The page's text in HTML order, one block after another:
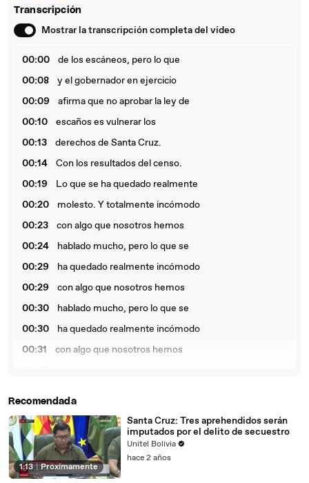
Transcripción
Mostrar la transcripción completa del vídeo
00:00
de los escáneos, pero lo que
00:08
y el gobernador en ejercicio
00:09
afirma que no aprobar la ley de
00:10
escaños es vulnerar los
00:13
derechos de Santa Cruz.
00:14
Con los resultados del censo.
00:19
Lo que se ha quedado realmente
00:20
molesto. Y totalmente incómodo
00:23
con algo que nosotros hemos
00:24
hablado mucho, pero lo que se
00:29
ha quedado realmente incómodo
00:29
con algo que nosotros hemos
00:30
hablado mucho, pero lo que se
00:30
ha quedado realmente incómodo
00:31
con algo que nosotros hemos
00:33
hablado mucho, pero lo que se
00:34
ha quedado realmente incómodo
00:34
con algo que nosotros hemos
Recomendada
1:13 | Próximamente
Santa Cruz: Tres aprehendidos serán
imputados por el delito de secuestro
Unitel Bolivia
hace 2 años